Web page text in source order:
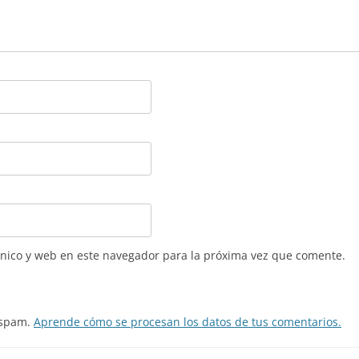
y web en este navegador para la próxima vez que comente.
Aprende cómo se procesan los datos de tus comentarios.